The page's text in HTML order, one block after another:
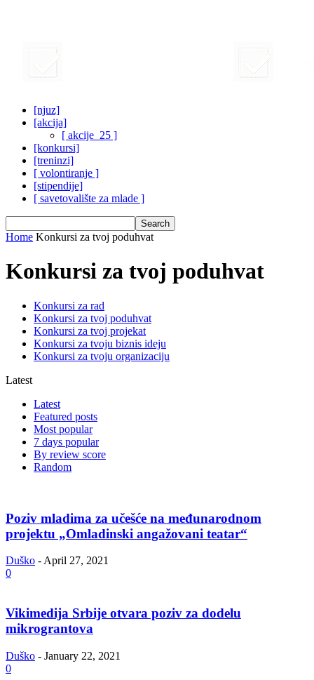
[njuz]
[akcija]
[ akcije_25 ]
[konkursi]
[treninzi]
[ volontiranje ]
[stipendije]
[ savetovalište za mlade ]
Home Konkursi za tvoj poduhvat
Konkursi za tvoj poduhvat
Konkursi za rad
Konkursi za tvoj poduhvat
Konkursi za tvoj projekat
Konkursi za tvoju biznis ideju
Konkursi za tvoju organizaciju
Latest
Latest
Featured posts
Most popular
7 days popular
By review score
Random
Poziv mladima za učešće na međunarodnom
projektu „Omladinski angažovani teatar“
Duško - April 27, 2021
0
Vikimedija Srbije otvara poziv za dodelu
mikrograntova
Duško - January 22, 2021
0